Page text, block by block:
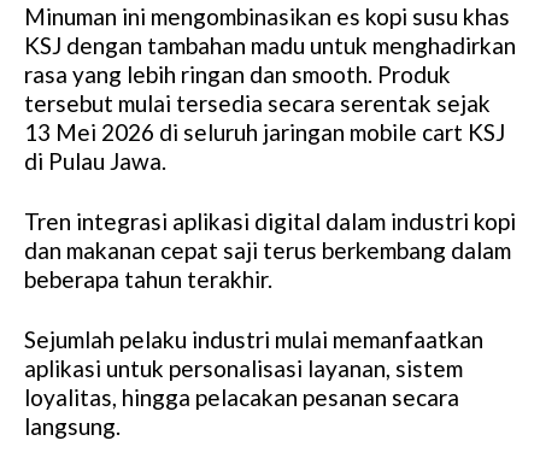
Minuman ini mengombinasikan es kopi susu khas
KSJ dengan tambahan madu untuk menghadirkan
rasa yang lebih ringan dan smooth. Produk
tersebut mulai tersedia secara serentak sejak
13 Mei 2026 di seluruh jaringan mobile cart KSJ
di Pulau Jawa.
Tren integrasi aplikasi digital dalam industri kopi
dan makanan cepat saji terus berkembang dalam
beberapa tahun terakhir.
Sejumlah pelaku industri mulai memanfaatkan
aplikasi untuk personalisasi layanan, sistem
loyalitas, hingga pelacakan pesanan secara
langsung.